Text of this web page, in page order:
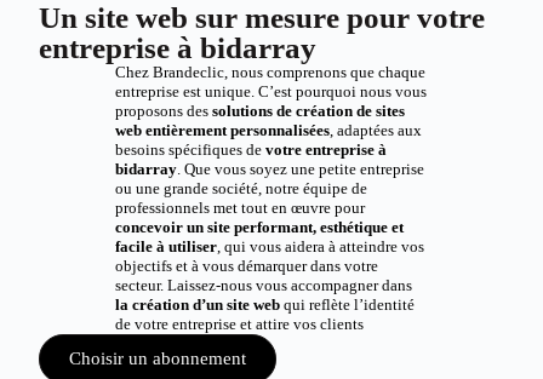
Un site web sur mesure pour votre
entreprise à bidarray
Chez Brandeclic, nous comprenons que chaque
entreprise est unique. C’est pourquoi nous vous
proposons des solutions de création de sites
web entièrement personnalisées, adaptées aux
besoins spécifiques de votre entreprise à
bidarray. Que vous soyez une petite entreprise
ou une grande société, notre équipe de
professionnels met tout en œuvre pour
concevoir un site performant, esthétique et
facile à utiliser, qui vous aidera à atteindre vos
objectifs et à vous démarquer dans votre
secteur. Laissez-nous vous accompagner dans
la création d’un site webqui reflète l’identité
de votre entreprise et attire vos clients
Choisir un abonnement